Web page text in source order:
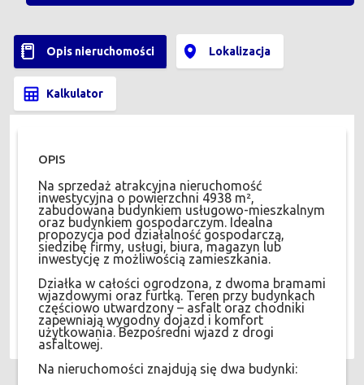
Opis nieruchomości Lokalizacja
Kalkulator
OPIS
Na sprzedaż atrakcyjna nieruchomość
inwestycyjna o powierzchni 4938 m²,
zabudowana budynkiem usługowo-mieszkalnym
oraz budynkiem gospodarczym. Idealna
propozycja pod działalność gospodarczą,
siedzibę firmy, usługi, biura, magazyn lub
inwestycję z możliwością zamieszkania.
Działka w całości ogrodzona, z dwoma bramami
wjazdowymi oraz furtką. Teren przy budynkach
częściowo utwardzony – asfalt oraz chodniki
zapewniają wygodny dojazd i komfort
użytkowania. Bezpośredni wjazd z drogi
asfaltowej.
Na nieruchomości znajdują się dwa budynki: